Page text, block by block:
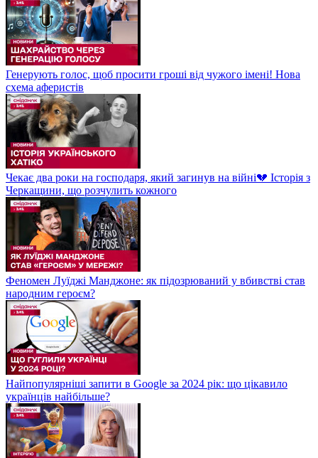
Генерують голос, щоб просити гроші від чужого імені! Нова
схема аферистів
Чекає два роки на господаря, який загинув на війні💔 Історія з
Черкащини, що розчулить кожного
Феномен Луїджі Манджоне: як підозрюваний у вбивстві став
народним героєм?
Найпопулярніші запити в Google за 2024 рік: що цікавило
українців найбільше?